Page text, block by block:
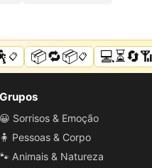
📋 📦🔁📦📋
Grupos
😀 Sorrisos & Emoção
🧍 Pessoas & Corpo
🐾 Animais & Natureza